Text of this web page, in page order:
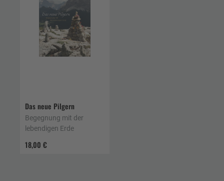
Das neue Pilgern
18,00 €
Begegnung mit der
lebendigen Erde